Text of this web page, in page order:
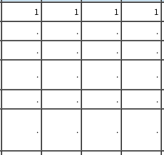
1 1 1 1
. . . .
. . . .
. . . .
. . . .
. . . .